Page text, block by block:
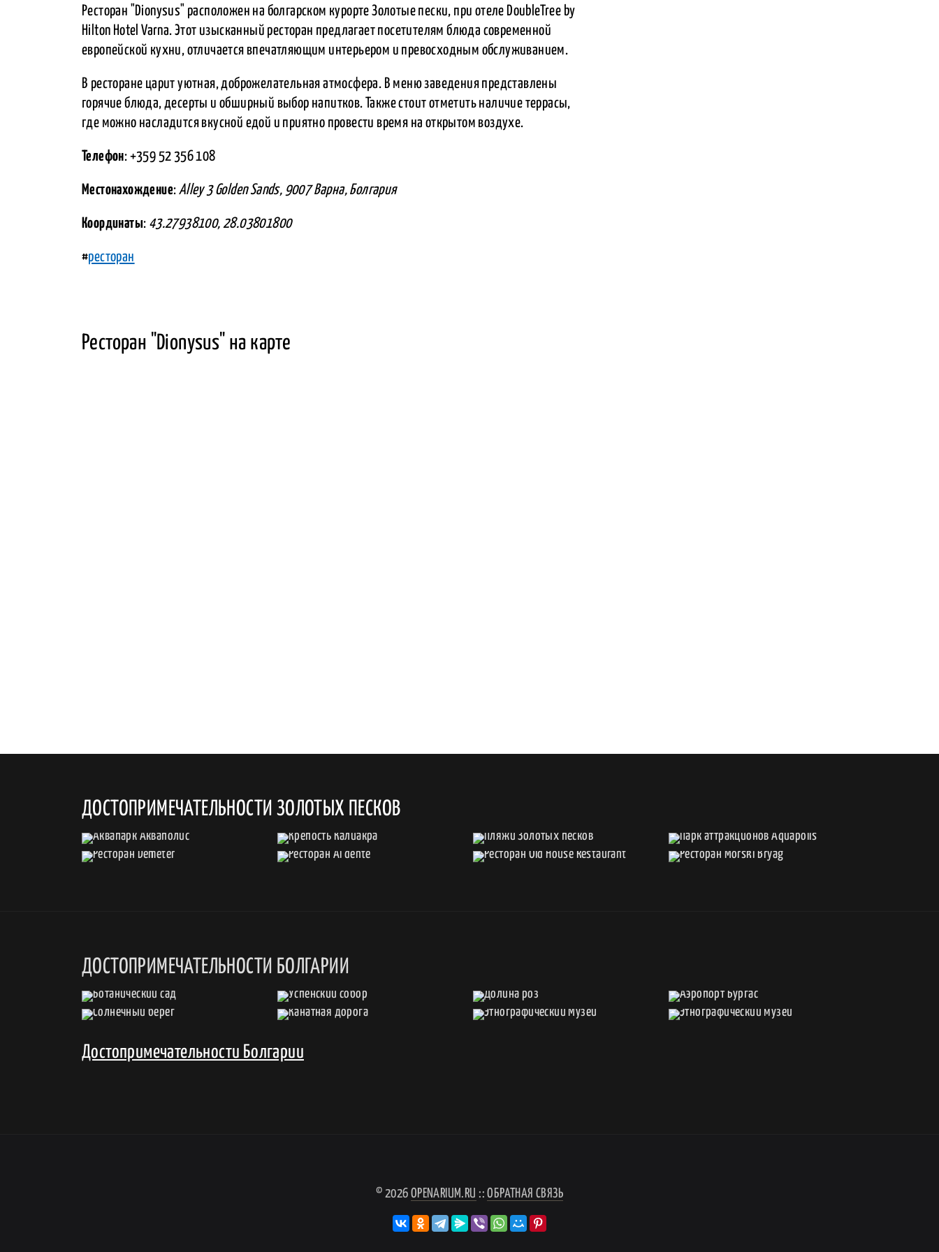
Ресторан "Dionysus" расположен на болгарском курорте Золотые пески, при отеле DoubleTree by
Hilton Hotel Varna. Этот изысканный ресторан предлагает посетителям блюда современной
европейской кухни, отличается впечатляющим интерьером и превосходным обслуживанием.
В ресторане царит уютная, доброжелательная атмосфера. В меню заведения представлены
горячие блюда, десерты и обширный выбор напитков. Также стоит отметить наличие террасы,
где можно насладится вкусной едой и приятно провести время на открытом воздухе.
Телефон: +359 52 356 108
Местонахождение: Alley 3 Golden Sands, 9007 Варна, Болгария
Координаты: 43.27938100, 28.03801800
#ресторан
Ресторан "Dionysus" на карте
ДОСТОПРИМЕЧАТЕЛЬНОСТИ ЗОЛОТЫХ ПЕСКОВ
ДОСТОПРИМЕЧАТЕЛЬНОСТИ БОЛГАРИИ
Достопримечательности Болгарии
© 2026 OPENARIUM.RU ::ОБРАТНАЯ СВЯЗЬ